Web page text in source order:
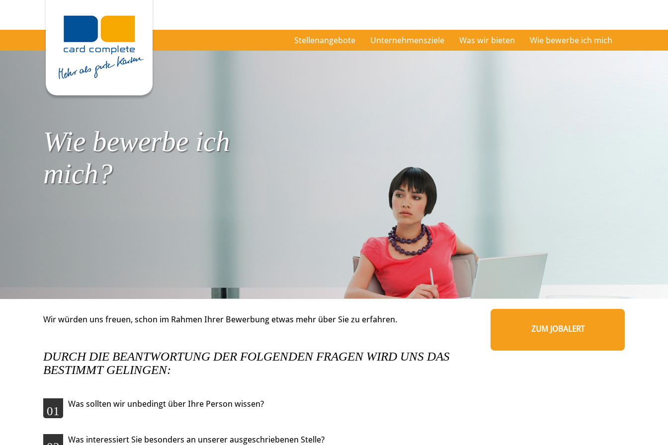
Stellenangebote Unternehmensziele Was wir bieten Wie bewerbe ich mich
Wie bewerbe ich
mich?
ZUM JOBALERT
Wir würden uns freuen, schon im Rahmen Ihrer Bewerbung etwas mehr über Sie zu erfahren.
DURCH DIE BEANTWORTUNG DER FOLGENDEN FRAGEN WIRD UNS DAS
BESTIMMT GELINGEN:
01
Was sollten wir unbedingt über Ihre Person wissen?
Was interessiert Sie besonders an unserer ausgeschriebenen Stelle?